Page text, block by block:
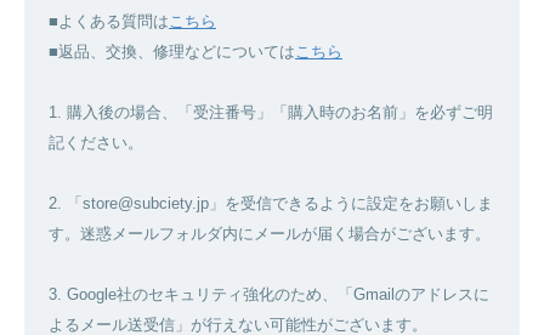
■よくある質問はこちら
■返品、交換、修理などについてはこちら
1. 購入後の場合、「受注番号」「購入時のお名前」を必ずご明
記ください。
2. 「store@subciety.jp」を受信できるように設定をお願いしま
す。迷惑メールフォルダ内にメールが届く場合がございます。
3. Google社のセキュリティ強化のため、「Gmailのアドレスに
よるメール送受信」が行えない可能性がございます。